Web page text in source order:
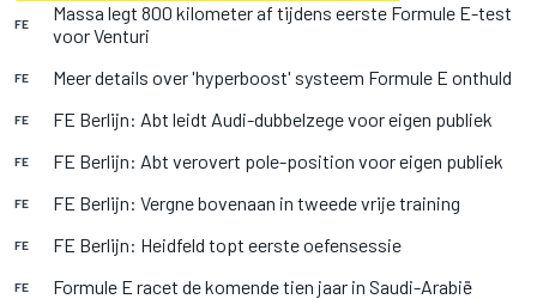
FE
Massa legt 800 kilometer af tijdens eerste Formule E-test
voor Venturi
FE Meer details over 'hyperboost' systeem Formule E onthuld
FE FE Berlijn: Abt leidt Audi-dubbelzege voor eigen publiek
FE FE Berlijn: Abt verovert pole-position voor eigen publiek
FE FE Berlijn: Vergne bovenaan in tweede vrije training
FE FE Berlijn: Heidfeld topt eerste oefensessie
FE Formule E racet de komende tien jaar in Saudi-Arabië